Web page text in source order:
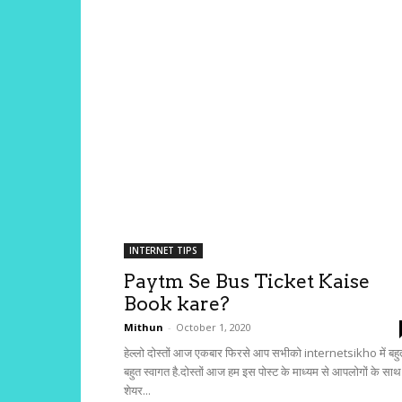
INTERNET TIPS
Paytm Se Bus Ticket Kaise
Book kare?
Mithun - October 1, 2020
हेल्लो दोस्तों आज एकबार फिरसे आप सभीको internetsikho में
बहुत स्वागत है.दोस्तों आज हम इस पोस्ट के माध्यम से आपलोगों के साथ
शेयर...